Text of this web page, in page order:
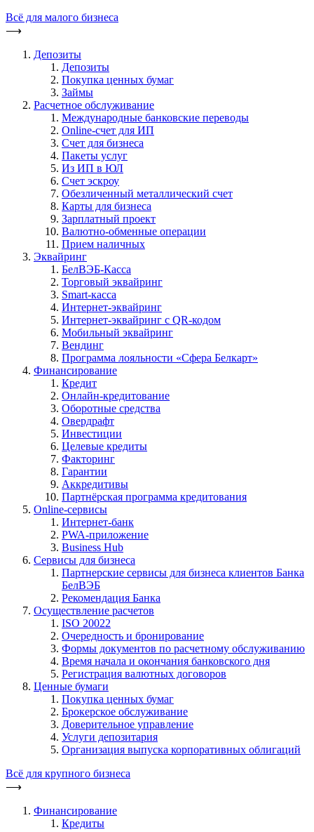
Всё для малого бизнеса
⟶
Депозиты
Депозиты
Покупка ценных бумаг
Займы
Расчетное обслуживание
Международные банковские переводы
Online-счет для ИП
Счет для бизнеса
Пакеты услуг
Из ИП в ЮЛ
Счет эскроу
Обезличенный металлический счет
Карты для бизнеса
Зарплатный проект
Валютно-обменные операции
Прием наличных
Эквайринг
БелВЭБ-Касса
Торговый эквайринг
Smart-касса
Интернет-эквайринг
Интернет-эквайринг с QR-кодом
Мобильный эквайринг
Вендинг
Программа лояльности «Сфера Белкарт»
Финансирование
Кредит
Онлайн-кредитование
Оборотные средства
Овердрафт
Инвестиции
Целевые кредиты
Факторинг
Гарантии
Аккредитивы
Партнёрская программа кредитования
Online-сервисы
Интернет-банк
PWA-приложение
Business Hub
Сервисы для бизнеса
Партнерские сервисы для бизнеса клиентов Банка
БелВЭБ
Рекомендация Банка
Осуществление расчетов
ISO 20022
Очередность и бронирование
Формы документов по расчетному обслуживанию
Время начала и окончания банковского дня
Регистрация валютных договоров
Ценные бумаги
Покупка ценных бумаг
Брокерское обслуживание
Доверительное управление
Услуги депозитария
Организация выпуска корпоративных облигаций
Всё для крупного бизнеса
⟶
Финансирование
Кредиты